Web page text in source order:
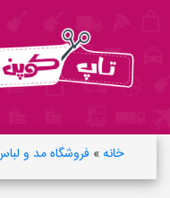
خانه» فروشگاه مد و